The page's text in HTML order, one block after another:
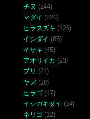
チヌ (244)
マダイ (226)
ヒラスズキ (126)
イシダイ (85)
イサキ (45)
アオリイカ (23)
ブリ (21)
ヤズ (20)
ヒラゴ (17)
イシガキダイ (14)
ネリゴ (12)